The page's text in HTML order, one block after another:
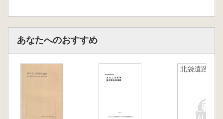
あなたへのおすすめ
北袋遺跡